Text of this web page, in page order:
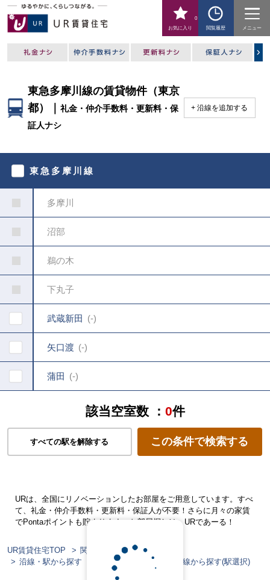
お気に入り
0
閲覧履歴
メニュー
東急多摩川線の賃貸物件（東京
都）｜礼金・仲介手数料・更新料・保
証人ナシ
沿線を追加する
く
東急多摩川線
多摩川
沼部
鵜の木
下丸子
武蔵新田 -
矢口渡 -
蒲田 -
該当空室数 ： 0件
すべての駅を解除する この条件で検索する
URは、全国にリノベーションしたお部屋をご用意しています。すべ
て、礼金・仲介手数料・更新料・保証人が不要！さらに月々の家賃
でPontaポイントも貯まります。お部屋探しは、URであーる！
UR賃貸住宅TOP 関東エリア
東京都
沿線・駅から探す（沿線選択）
東急多摩川線から探す(駅選択)